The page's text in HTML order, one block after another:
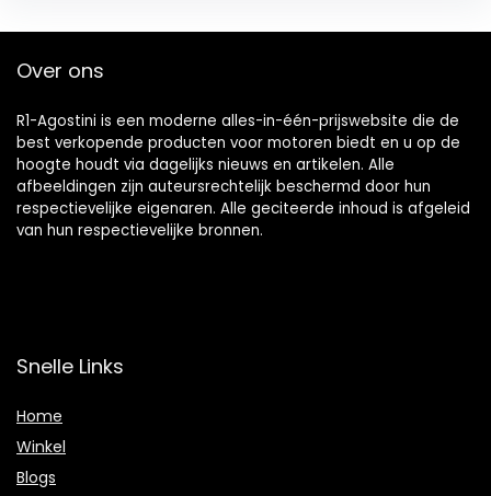
Over ons
R1-Agostini is een moderne alles-in-één-prijswebsite die de
best verkopende producten voor motoren biedt en u op de
hoogte houdt via dagelijks nieuws en artikelen. Alle
afbeeldingen zijn auteursrechtelijk beschermd door hun
respectievelijke eigenaren. Alle geciteerde inhoud is afgeleid
van hun respectievelijke bronnen.
Snelle Links
Home
Winkel
Blogs